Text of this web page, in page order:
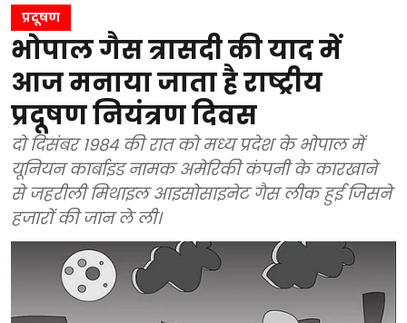
प्रदूषण
भोपाल गैस त्रासदी की याद में
आज मनाया जाता है राष्ट्रीय
प्रदूषण नियंत्रण दिवस
दो दिसंबर 1984 की रात को मध्य प्रदेश के भोपाल में
यूनियन कार्बाइड नामक अमेरिकी कंपनी के कारखाने
से जहरीली मिथाइल आइसोसाइनेट गैस लीक हुई जिसने
हजारों की जान ले ली।